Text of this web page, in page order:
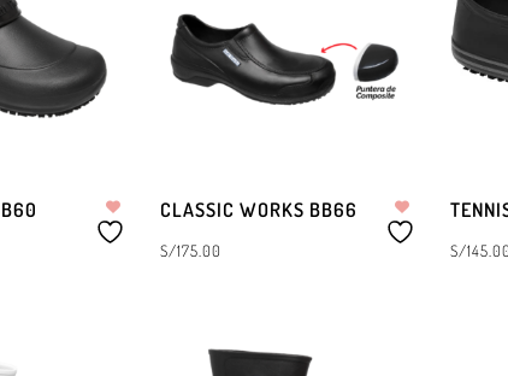
CLASSIC WORKS BB66
S/175.00 S/145.00